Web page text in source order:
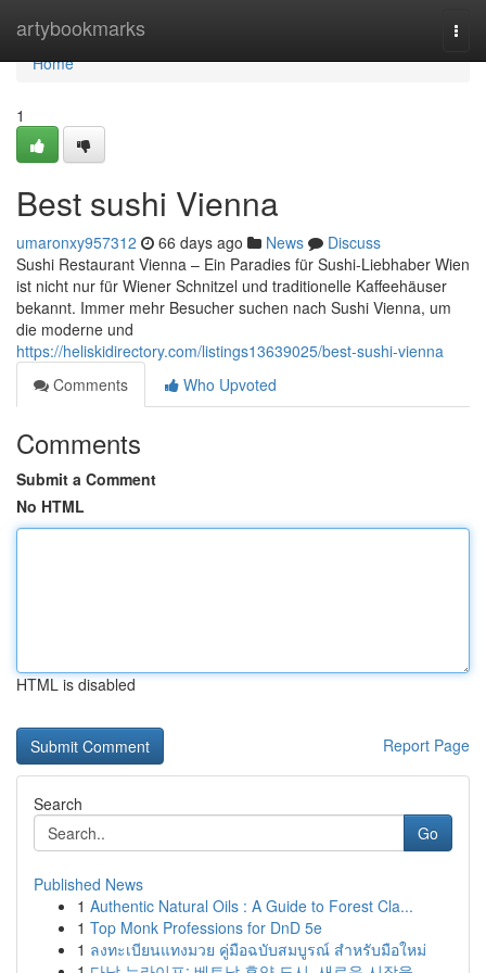
artybookmarks
Home
Home
1
Best sushi Vienna
umaronxy957312 66 days ago News
Discuss
Sushi Restaurant Vienna – Ein Paradies für Sushi-Liebhaber Wien
ist nicht nur für Wiener Schnitzel und traditionelle Kaffeehäuser
bekannt. Immer mehr Besucher suchen nach Sushi Vienna, um
die moderne und
https://heliskidirectory.com/listings13639025/best-sushi-vienna
Comments
Who Upvoted
Comments
Submit a Comment
No HTML
HTML is disabled
Report Page
Search
Go
Published News
1 Authentic Natural Oils : A Guide to Forest Cla...
1 Top Monk Professions for DnD 5e
1 ลงทะเบียนแทงมวย คู่มือฉบับสมบูรณ์ สำหรับมือใหม่